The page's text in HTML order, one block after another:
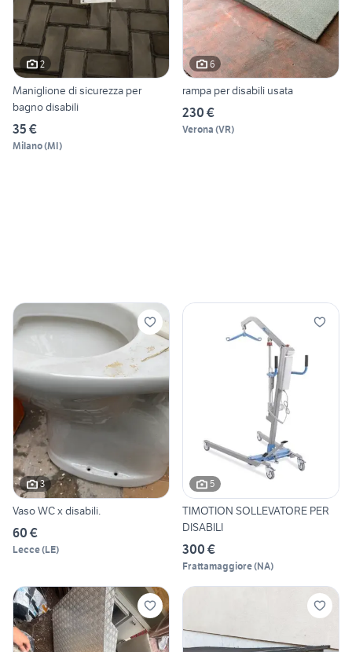
2
Maniglione di sicurezza per
bagno disabili
35 €
Milano(MI)
6
rampa per disabili usata
230 €
Verona (VR)
3
Vaso WC x disabili.
60 €
Lecce(LE)
5
TIMOTION SOLLEVATORE PER
DISABILI
300 €
Frattamaggiore(NA)